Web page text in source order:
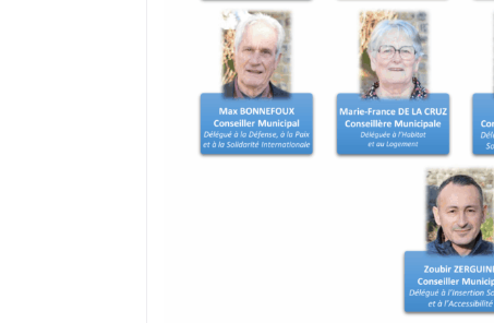
Dans ce cas, il convient de
électorales auprès de sa mairie.